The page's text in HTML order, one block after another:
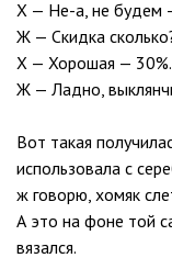
Х — Не-а, не будем
Ж — Скидка
Х — Хорошая — 30%.
Ж — Ладно,
Вот такая
использовала с
ж говорю, хомяк
А это на фоне той
вязался.